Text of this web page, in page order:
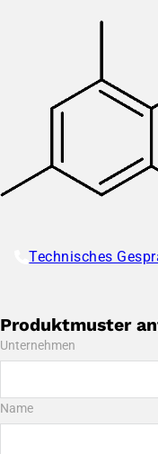
Technisches
Produktmuster
Unternehmen
Name